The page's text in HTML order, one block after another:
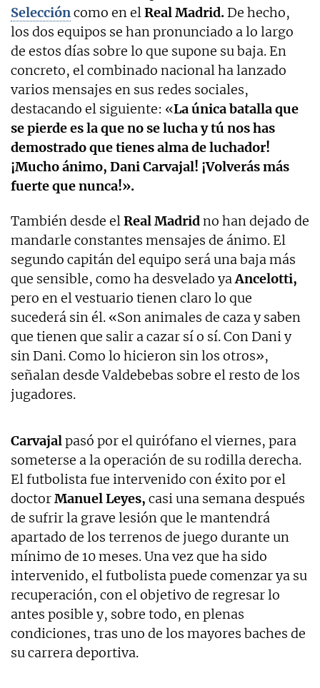
Seleccióncomo en elReal Madrid. De hecho,
los dos equipos se han pronunciado a lo largo
de estos días sobre lo que supone su baja. En
concreto, el combinado nacional ha lanzado
varios mensajes en sus redes sociales,
destacando el siguiente: «La única batalla que
se pierde es la que no se lucha y tú nos has
demostrado que tienes alma de luchador!
¡Mucho ánimo, Dani Carvajal! ¡Volverás más
fuerte que nunca!».
También desde elReal Madridno han dejado de
mandarle constantes mensajes de ánimo. El
segundo capitán del equipo será una baja más
que sensible, como ha desvelado yaAncelotti,
pero en el vestuario tienen claro lo que
sucederá sin él. «Son animales de caza y saben
que tienen que salir a cazar sí o sí. Con Dani y
sin Dani. Como lo hicieron sin los otros»,
señalan desde Valdebebas sobre el resto de los
jugadores.
Carvajalpasó por el quirófano el viernes, para
someterse a la operación de su rodilla derecha.
El futbolista fue intervenido con éxito por el
doctorManuel Leyes, casi una semana después
de sufrir la grave lesión que le mantendrá
apartado de los terrenos de juego durante un
mínimo de 10 meses. Una vez que ha sido
intervenido, el futbolista puede comenzar ya su
recuperación, con el objetivo de regresar lo
antes posible y, sobre todo, en plenas
condiciones, tras uno de los mayores baches de
su carrera deportiva.